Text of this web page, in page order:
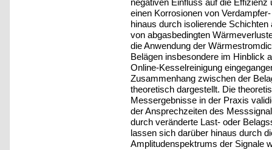
negativen Einfluss auf die
einen Korrosionen von
hinaus durch isolierende
von abgasbedingten
die Anwendung der
Belägen insbesondere im Hinblick
Online-Kesselreinigung
Zusammenhang zwischen der
theoretisch dargestellt. Die
Messergebnisse in der Praxis
der Ansprechzeiten des
durch veränderte Last- oder
lassen sich darüber hinaus durch
Amplitudenspektrums der Signale